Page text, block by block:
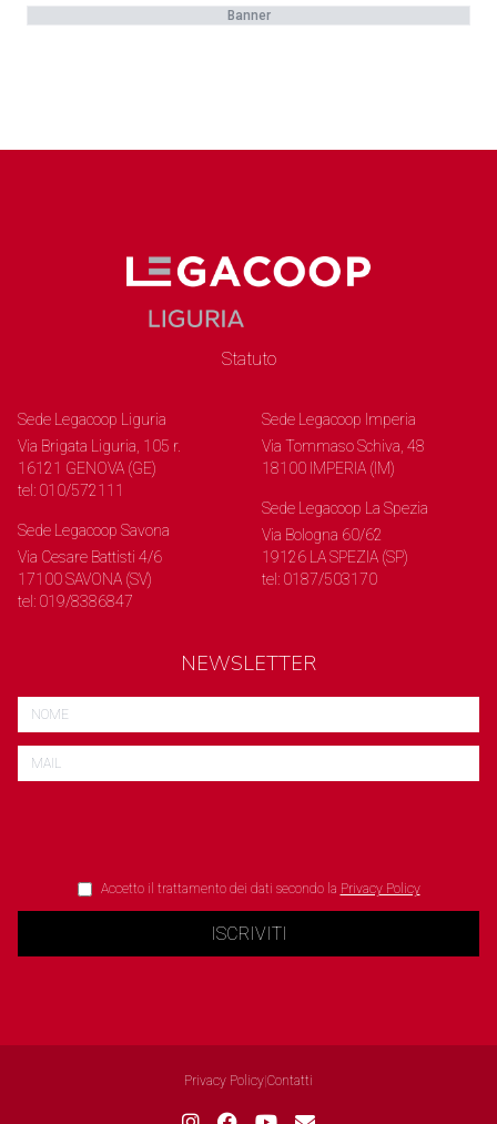
Banner
Statuto
Sede Legacoop Liguria
Via Brigata Liguria, 105 r.
16121 GENOVA (GE)
tel: 010/572111
Sede Legacoop Savona
Via Cesare Battisti 4/6
17100 SAVONA (SV)
tel: 019/8386847
Sede Legacoop Imperia
Via Tommaso Schiva, 48
18100 IMPERIA (IM)
Sede Legacoop La Spezia
Via Bologna 60/62
19126 LA SPEZIA (SP)
tel: 0187/503170
NEWSLETTER
Accetto il trattamento dei dati secondo la Privacy Policy
ISCRIVITI
Privacy Policy Contatti